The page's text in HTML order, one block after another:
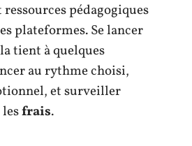
pédagogiques
plateformes. Se lancer
tient à quelques
au rythme choisi,
et surveiller
frais.